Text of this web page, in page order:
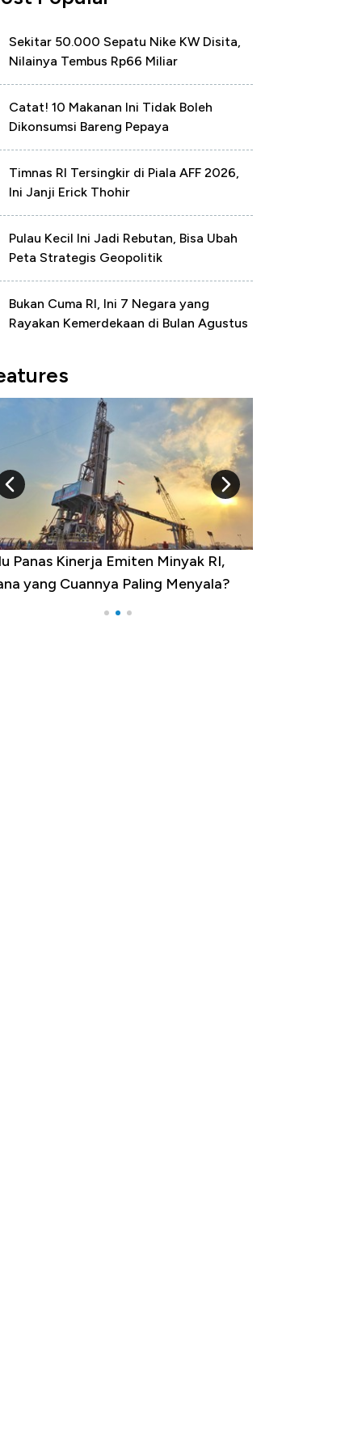
Sekitar 50.000 Sepatu Nike KW Disita,
Nilainya Tembus Rp66 Miliar
Catat! 10 Makanan Ini Tidak Boleh
Dikonsumsi Bareng Pepaya
Timnas RI Tersingkir di Piala AFF 2026,
Ini Janji Erick Thohir
Pulau Kecil Ini Jadi Rebutan, Bisa Ubah
Peta Strategis Geopolitik
Bukan Cuma RI, Ini 7 Negara yang
Rayakan Kemerdekaan di Bulan Agustus
Panas Kinerja Emiten Minyak RI,
yang Cuannya Paling Menyala?